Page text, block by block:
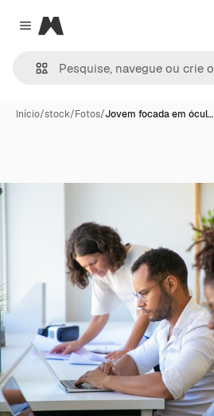
Close menu
Magnific
Início/stock/Fotos/Jovem focada em ócul…